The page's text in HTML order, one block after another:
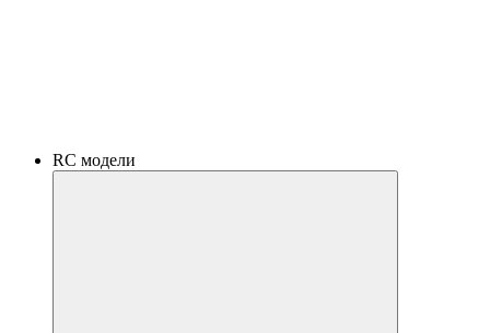
RC модели